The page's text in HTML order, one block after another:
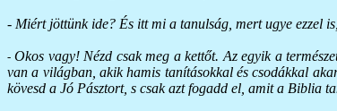
- Miért jöttünk ide? És itt mi a tanulság, mert ugye ezzel
- Okos vagy! Nézd csak meg a kettőt. Az egyik a
van a világban, akik hamis tanításokkal és csodákkal
kövesd a Jó Pásztort, s csak azt fogadd el, amit a Biblia